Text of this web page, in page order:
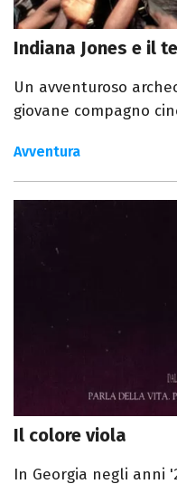
Indiana Jones e il
Un avventuroso
giovane compagno
Avventura
Il colore viola
In Georgia negli anni